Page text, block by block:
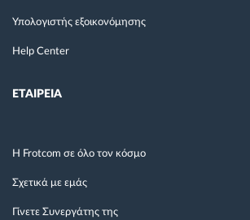
Υπολογιστής εξοικονόμησης
Help Center
ΕΤΑΙΡΕΙΑ
Η Frotcom σε όλο τον κόσμο
Σχετικά με εμάς
Γίνετε Συνεργάτης της